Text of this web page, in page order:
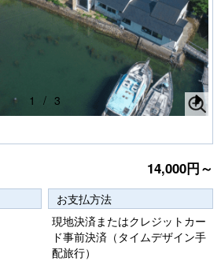
N
e
xt
1 / 3
14,000円～
お支払方法
現地決済またはクレジットカー
ド事前決済（タイムデザイン手
配旅行）